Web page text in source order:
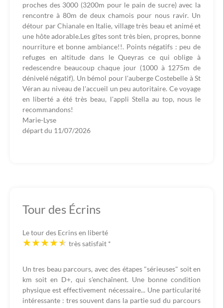
proches des 3000 (3200m pour le pain de sucre) avec la
rencontre à 80m de deux chamois pour nous ravir. Un
détour par Chianale en Italie, village très beau et animé et
une hôte adorable.Les gîtes sont très bien, propres, bonne
nourriture et bonne ambiance!!. Points négatifs : peu de
refuges en altitude dans le Queyras ce qui oblige à
redescendre beaucoup chaque jour (1000 à 1275m de
dénivelé négatif). Un bémol pour l'auberge Costebelle à St
Véran au niveau de l'accueil un peu autoritaire. Ce voyage
en liberté a été très beau, l'appli Stella au top, nous le
recommandons!
Marie-Lyse
départ du 11/07/2026
Tour des Écrins
Le tour des Ecrins en liberté
très satisfait *
Un tres beau parcours, avec des étapes "sérieuses" soit en
km soit en D+, qui s'enchaînent. Une bonne condition
physique est effectivement nécessaire... Une particularité
intéressante : tres souvent dans la partie sud du parcours